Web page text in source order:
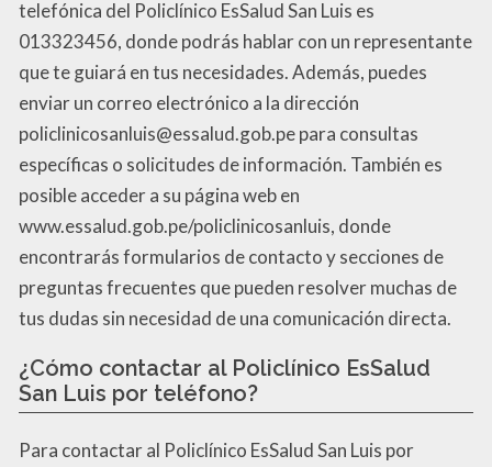
telefónica del Policlínico EsSalud San Luis es
013323456, donde podrás hablar con un representante
que te guiará en tus necesidades. Además, puedes
enviar un correo electrónico a la dirección
policlinicosanluis@essalud.gob.pe para consultas
específicas o solicitudes de información. También es
posible acceder a su página web en
www.essalud.gob.pe/policlinicosanluis, donde
encontrarás formularios de contacto y secciones de
preguntas frecuentes que pueden resolver muchas de
tus dudas sin necesidad de una comunicación directa.
¿Cómo contactar al Policlínico EsSalud
San Luis por teléfono?
Para contactar al Policlínico EsSalud San Luis por